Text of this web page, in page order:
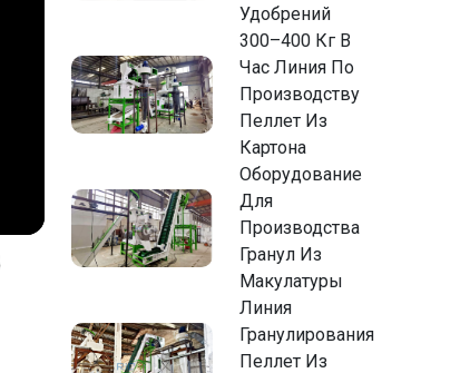
Удобрений
300–400 Кг В
Час Линия По
Производству
Пеллет Из
Картона
Оборудование
Для
Производства
Гранул Из
Макулатуры
Линия
Гранулирования
Пеллет Из